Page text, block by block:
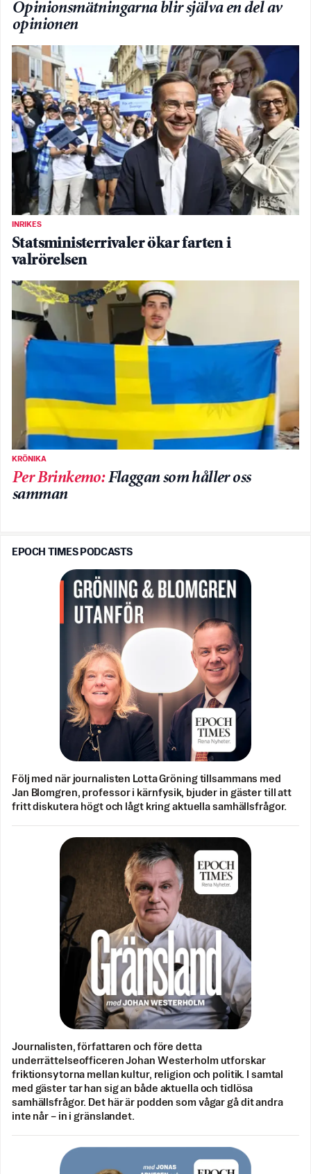
Opinionsmätningarna blir själva en del av
opinionen
INRIKES
Statsministerrivaler ökar farten i
valrörelsen
KRÖNIKA
Per Brinkemo:Flaggan som håller oss
samman
EPOCH TIMES PODCASTS
Följ med när journalisten Lotta Gröning tillsammans med
Jan Blomgren, professor i kärnfysik, bjuder in gäster till att
fritt diskutera högt och lågt kring aktuella samhällsfrågor.
Journalisten, författaren och före detta
underrättelseofficeren Johan Westerholm utforskar
friktionsytorna mellan kultur, religion och politik. I samtal
med gäster tar han sig an både aktuella och tidlösa
samhällsfrågor. Det här är podden som vågar gå dit andra
inte når – in i gränslandet.